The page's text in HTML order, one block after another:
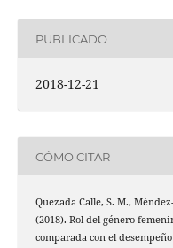
PUBLICADO
2018-12-21
CÓMO CITAR
Quezada Calle, S. M.,
(2018). Rol del género
comparada con el